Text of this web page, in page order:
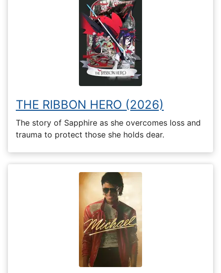
THE RIBBON HERO (2026)
The story of Sapphire as she overcomes loss and
trauma to protect those she holds dear.